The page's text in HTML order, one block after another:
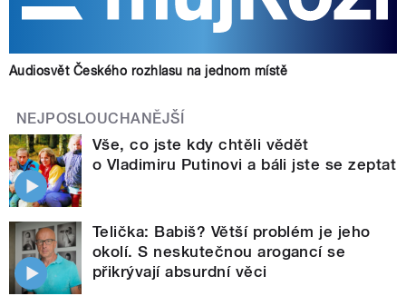
Audiosvět Českého rozhlasu na jednom místě
NEJPOSLOUCHANĚJŠÍ
Vše, co jste kdy chtěli vědět
o Vladimiru Putinovi a báli jste se zeptat
Telička: Babiš? Větší problém je jeho
okolí. S neskutečnou arogancí se
přikrývají absurdní věci